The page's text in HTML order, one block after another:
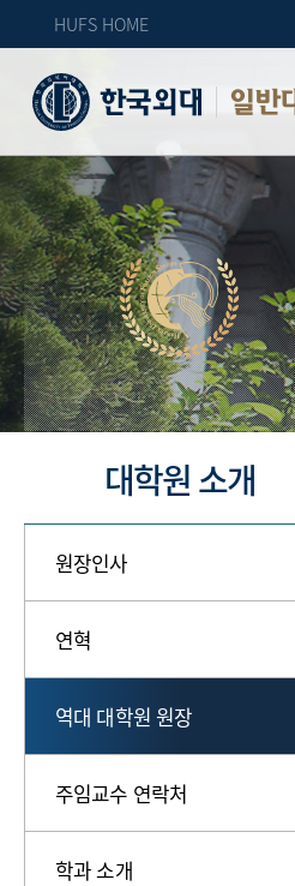
HUFS HOME
일반
대학원 소개
원장인사
연혁
역대 대학원 원장
주임교수 연락처
학과 소개